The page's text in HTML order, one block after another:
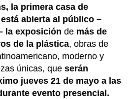
la primera casa de
abierta al público –
la exposición de más de
de la plástica, obras de
moderno y
únicas, que serán
jueves 21 de mayo a las
evento presencial.